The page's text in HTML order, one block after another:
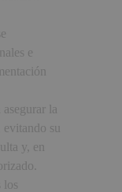
e
la
su
y, en
los